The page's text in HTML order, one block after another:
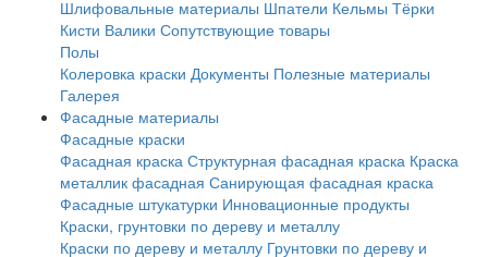
Шлифовальные материалы Шпатели Кельмы Тёрки
Кисти Валики Сопутствующие товары
Полы
Колеровка краски Документы Полезные материалы
Галерея
Фасадные материалы
Фасадные краски
Фасадная краска Структурная фасадная краска Краска
металлик фасадная Санирующая фасадная краска
Фасадные штукатурки Инновационные продукты
Краски, грунтовки по дереву и металлу
Краски по дереву и металлу Грунтовки по дереву и